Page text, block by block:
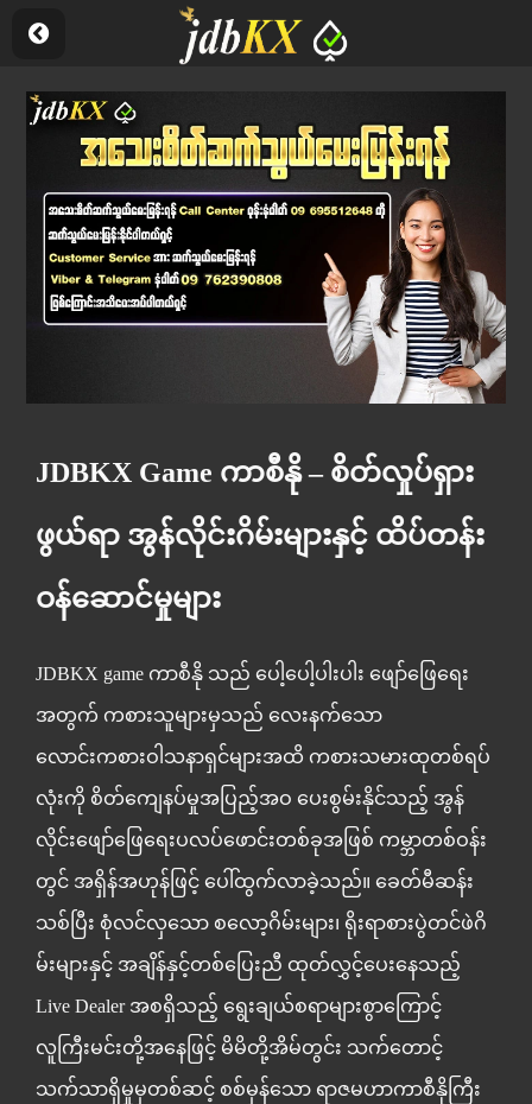
JDBKX Game ကာစီနို – စိတ်လှုပ်ရှား
ဖွယ်ရာ အွန်လိုင်းဂိမ်းများနှင့် ထိပ်တန်း
ဝန်ဆောင်မှုများ
JDBKX game ကာစီနို သည် ပေါ့ပေါ့ပါးပါး ဖျော်ဖြေရေး
အတွက် ကစားသူများမှသည် လေးနက်သော
လောင်းကစားဝါသနာရှင်များအထိ ကစားသမားထုတစ်ရပ်
လုံးကို စိတ်ကျေနပ်မှုအပြည့်အဝ ပေးစွမ်းနိုင်သည့် အွန်
လိုင်းဖျော်ဖြေရေးပလပ်ဖောင်းတစ်ခုအဖြစ် ကမ္ဘာတစ်ဝန်း
တွင် အရှိန်အဟုန်ဖြင့် ပေါ်ထွက်လာခဲ့သည်။ ခေတ်မီဆန်း
သစ်ပြီး စုံလင်လှသော စလော့ဂိမ်းများ၊ ရိုးရာစားပွဲတင်ဖဲဂိ
မ်းများနှင့် အချိန်နှင့်တစ်ပြေးညီ ထုတ်လွှင့်ပေးနေသည့်
Live Dealer အစရှိသည့် ရွေးချယ်စရာများစွာကြောင့်
လူကြီးမင်းတို့အနေဖြင့် မိမိတို့အိမ်တွင်း သက်တောင့်
သက်သာရှိမှုမှတစ်ဆင့် စစ်မှန်သော ရာဇမဟာကာစီနိုကြီး